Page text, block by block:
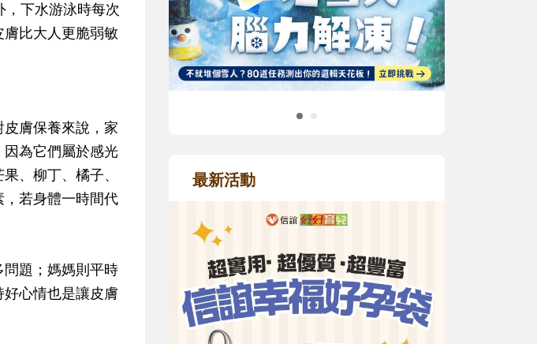
下水游泳時每次
比大人更脆弱敏
膚保養來說，家
為它們屬於感光
、柳丁、橘子、
若身體一時間代
題；媽媽則平時
心情也是讓皮膚
最新活動